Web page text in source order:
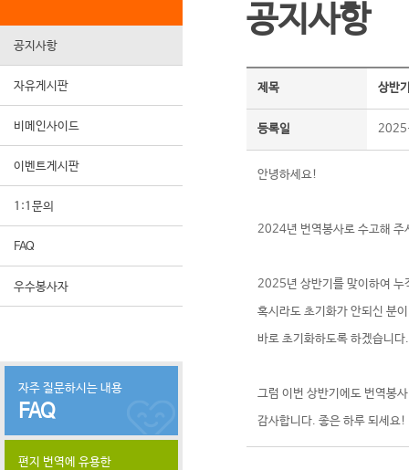
공지사항
자유게시판
비메인사이드
이벤트게시판
1:1문의
FAQ
우수봉사자
자주 질문하시는 내용
FAQ
편지 번역에 유용한
공지사항
제목 상반
등록일
안녕하세요!
2024년 번역봉사로 수고해 주
2025년 상반기를 맞이하여 누
혹시라도 초기화가 안되신 분
바로 초기화하도록 하겠습니다.
그럼 이번 상반기에도 번역봉
감사합니다. 좋은 하루 되세요!